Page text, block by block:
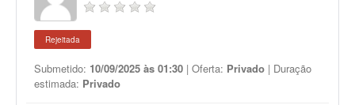
Rejeitada
Submetido: 10/09/2025 às 01:30 | Oferta: Privado | Duração
estimada: Privado